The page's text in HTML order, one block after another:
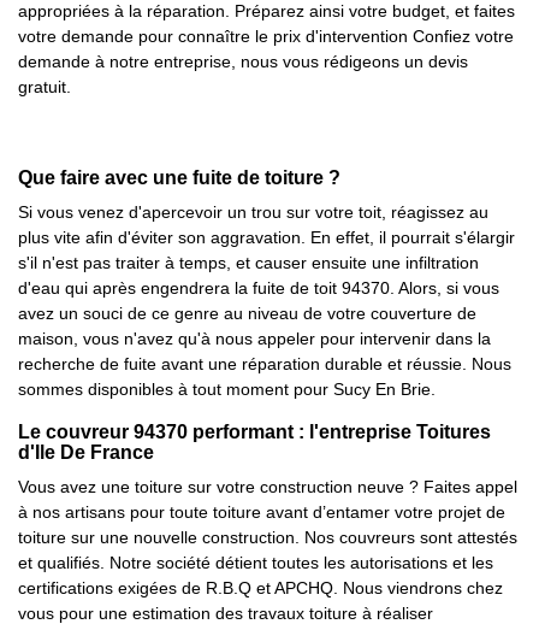
appropriées à la réparation. Préparez ainsi votre budget, et faites
votre demande pour connaître le prix d'intervention Confiez votre
demande à notre entreprise, nous vous rédigeons un devis
gratuit.
Que faire avec une fuite de toiture ?
Si vous venez d'apercevoir un trou sur votre toit, réagissez au
plus vite afin d'éviter son aggravation. En effet, il pourrait s'élargir
s'il n'est pas traiter à temps, et causer ensuite une infiltration
d'eau qui après engendrera la fuite de toit 94370. Alors, si vous
avez un souci de ce genre au niveau de votre couverture de
maison, vous n'avez qu'à nous appeler pour intervenir dans la
recherche de fuite avant une réparation durable et réussie. Nous
sommes disponibles à tout moment pour Sucy En Brie.
Le couvreur 94370 performant : l'entreprise Toitures
d'Ile De France
Vous avez une toiture sur votre construction neuve ? Faites appel
à nos artisans pour toute toiture avant d’entamer votre projet de
toiture sur une nouvelle construction. Nos couvreurs sont attestés
et qualifiés. Notre société détient toutes les autorisations et les
certifications exigées de R.B.Q et APCHQ. Nous viendrons chez
vous pour une estimation des travaux toiture à réaliser